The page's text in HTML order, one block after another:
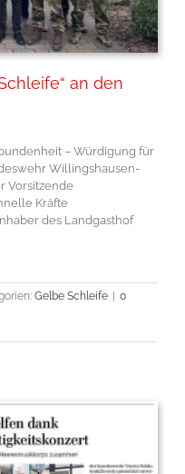
an den
– Würdigung für
Willingshausen-
Vorsitzende
Kräfte
des Landgasthof
Gelbe Schleife
0